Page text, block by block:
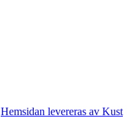
Hemsidan levereras av Kust